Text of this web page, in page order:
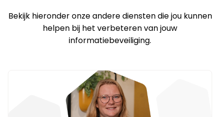
Bekijk hieronder onze andere diensten die jou kunnen
helpen bij het verbeteren van jouw
informatiebeveiliging.